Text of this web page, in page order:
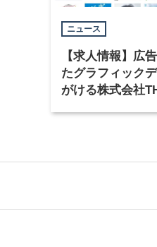
ニュース
【求人情報】広
たグラフィック
がける株式会社